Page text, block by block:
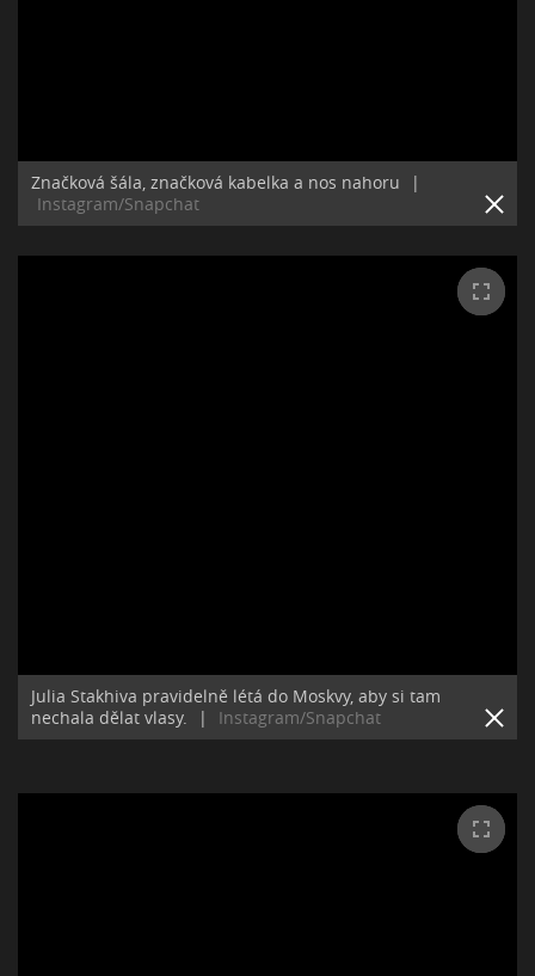
Značková šála, značková kabelka a nos nahoru
|
Instagram/Snapchat
Julia Stakhiva pravidelně létá do Moskvy, aby si tam
nechala dělat vlasy.
| Instagram/Snapchat